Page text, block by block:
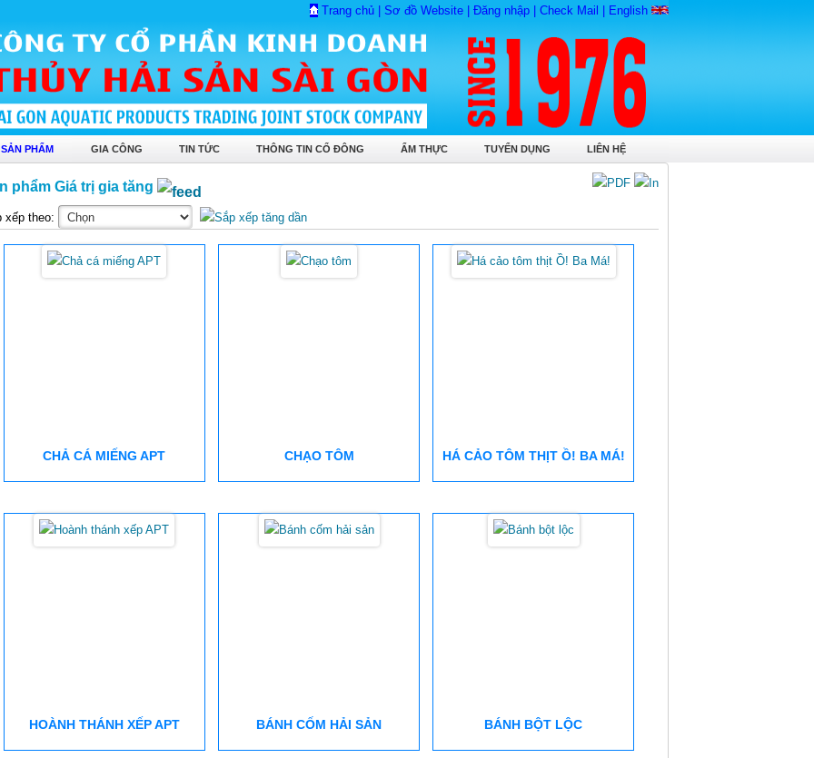
Trang chủ Sơ đồ Website Đăng nhập Check Mail English
PHẨM GIA CÔNG TIN TỨC THÔNG TIN CỔ ĐÔNG ẨM THỰC TUYỂN DỤNG LIÊN HỆ
phẩm Giá trị gia tăng
xếp theo:
CHẢ CÁ MIẾNG APT CHẠO TÔM HÁ CẢO TÔM THỊT Ồ! BA MÁ!
HOÀNH THÁNH XẾP APT BÁNH CỐM HẢI SẢN BÁNH BỘT LỘC